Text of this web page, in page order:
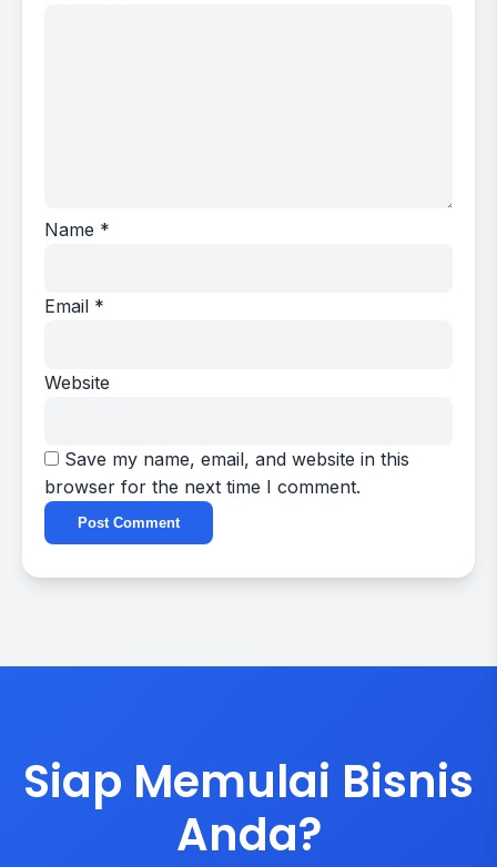
Name *
Email *
Website
Save my name, email, and website in this
browser for the next time I comment.
Siap Memulai Bisnis
Anda?